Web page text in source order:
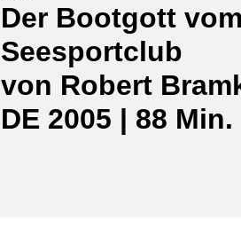
Der Bootgott vom
Seesportclub
von Robert
DE 2005 | 88 Min.